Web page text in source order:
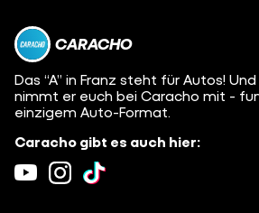
CARACHO
Das “A” in Franz steht für Autos!
nimmt er euch bei Caracho mit -
einzigem Auto-Format.
Caracho gibt es auch hier: